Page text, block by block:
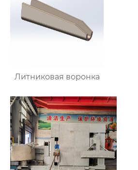
Литниковая воронка